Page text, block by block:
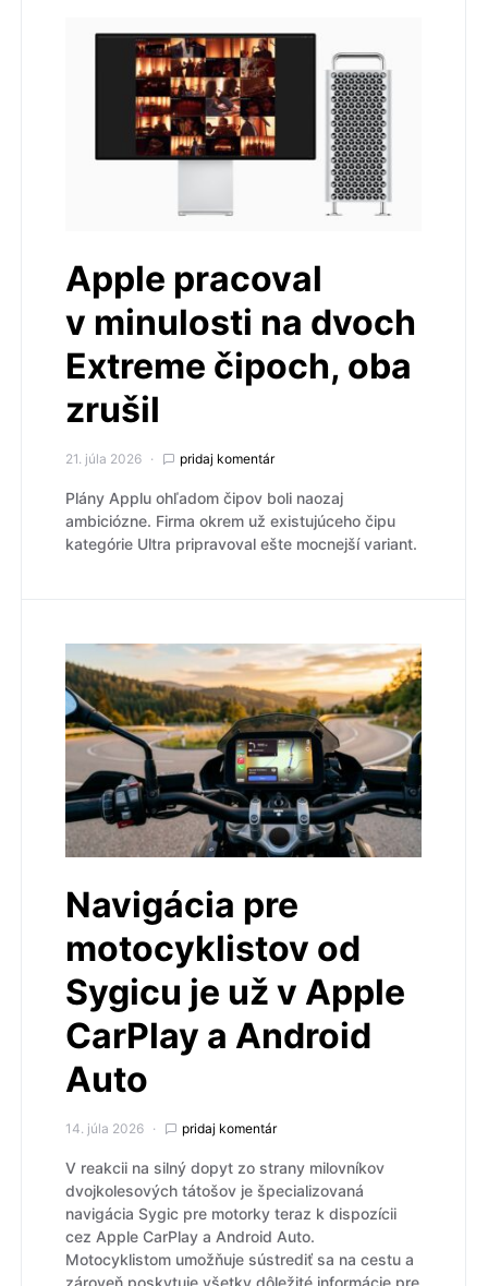
Apple pracoval
v minulosti na dvoch
Extreme čipoch, oba
zrušil
21. júla 2026 pridaj komentár
Plány Applu ohľadom čipov boli naozaj
ambiciózne. Firma okrem už existujúceho čipu
kategórie Ultra pripravoval ešte mocnejší variant.
Navigácia pre
motocyklistov od
Sygicu je už v Apple
CarPlay a Android
Auto
14. júla 2026 pridaj komentár
V reakcii na silný dopyt zo strany milovníkov
dvojkolesových tátošov je špecializovaná
navigácia Sygic pre motorky teraz k dispozícii
cez Apple CarPlay a Android Auto.
Motocyklistom umožňuje sústrediť sa na cestu a